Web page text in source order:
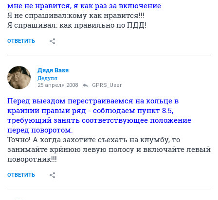
мне не нравится, я как раз за включение
Я не спрашивал:кому как нравится!!!
Я спрашивал: как правильно по ПДД!
ОТВЕТИТЬ
Дядя Ваsя
Дедуля
25 апреля 2008 GPRS_User
Перед выездом перестраиваемся на кольце в
крайний правый ряд - соблюдаем пункт 8.5,
требующий занять соответствующее положение
перед поворотом.
Точно! А когда захотите съехать на клумбу, то
занимайте крйнюю левую полосу и включайте левый
поворотник!!!
ОТВЕТИТЬ